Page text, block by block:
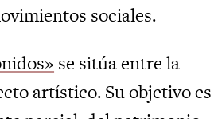
sociales.
se sitúa entre la
artístico. Su objetivo es